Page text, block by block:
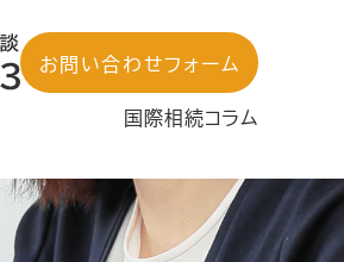
お問い合わせフォーム
国際相続コラム